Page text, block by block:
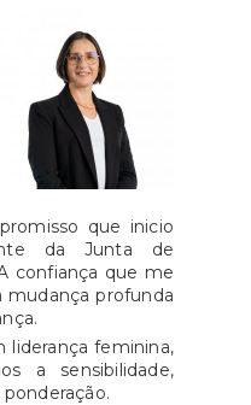
que inicio
da Junta de
confiança que me
mudança profunda
liderança feminina,
a sensibilidade,